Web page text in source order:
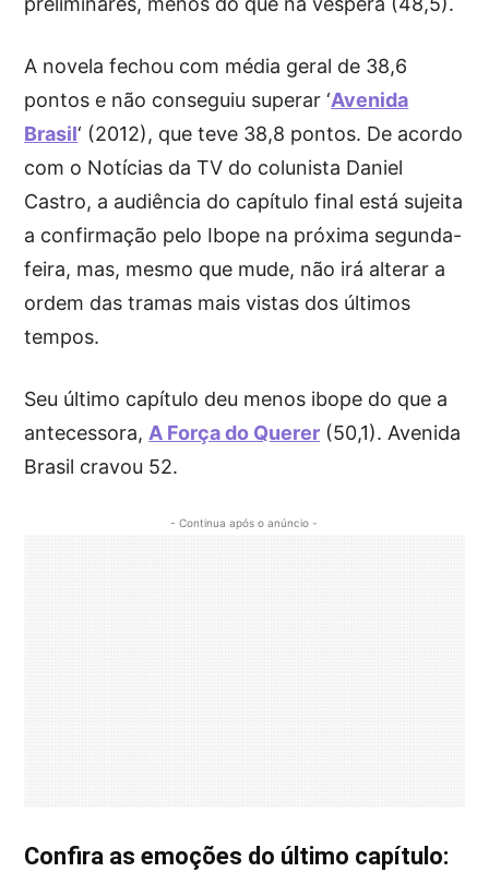
A novela fechou com média geral de 38,6
pontos e não conseguiu superar ‘Avenida
Brasil‘ (2012), que teve 38,8 pontos. De acordo
com o Notícias da TV do colunista Daniel
Castro, a audiência do capítulo final está sujeita
a confirmação pelo Ibope na próxima segunda-
feira, mas, mesmo que mude, não irá alterar a
ordem das tramas mais vistas dos últimos
tempos.
Seu último capítulo deu menos ibope do que a
antecessora,A Força do Querer (50,1). Avenida
Brasil cravou 52.
- Continua após o anúncio -
Confira as emoções do último capítulo: